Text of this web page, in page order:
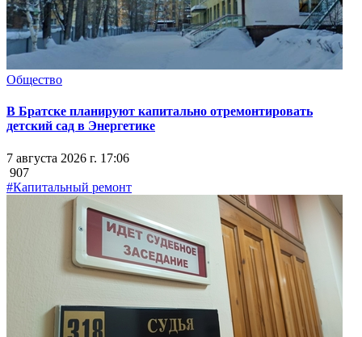
Общество
В Братске планируют капитально отремонтировать
детский сад в Энергетике
7 августа 2026 г. 17:06
907
#Капитальный ремонт